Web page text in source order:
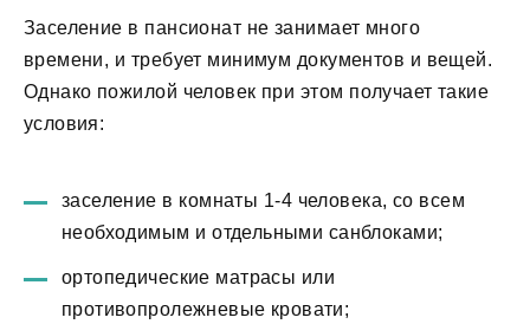
Заселение в пансионат не занимает много
времени, и требует минимум документов и вещей.
Однако пожилой человек при этом получает такие
условия:
заселение в комнаты 1-4 человека, со всем
необходимым и отдельными санблоками;
ортопедические матрасы или
противопролежневые кровати;